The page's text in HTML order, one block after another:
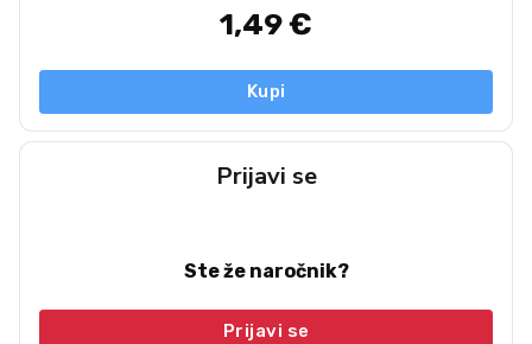
1,49 €
Kupi
Prijavi se
Ste že naročnik?
Prijavi se